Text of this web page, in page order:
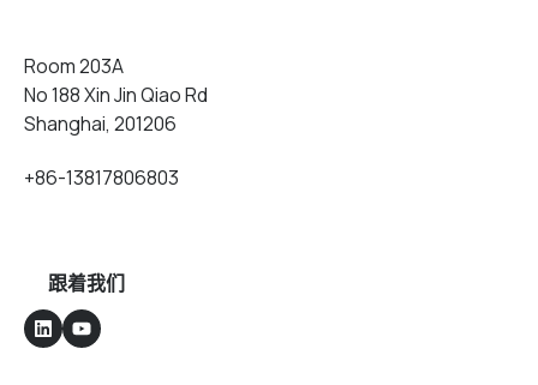
Room 203A
No 188 Xin Jin Qiao Rd
Shanghai, 201206
+86-13817806803
跟着我们